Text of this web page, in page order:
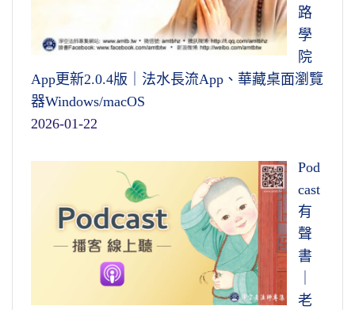
路
學
院
App更新2.0.4版｜法水長流App、華藏桌面瀏覽
器Windows/macOS
2026-01-22
Pod
cast
有
聲
書
老